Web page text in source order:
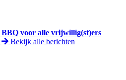
BBQ voor alle vrijwillig(st)ers
Bekijk alle berichten